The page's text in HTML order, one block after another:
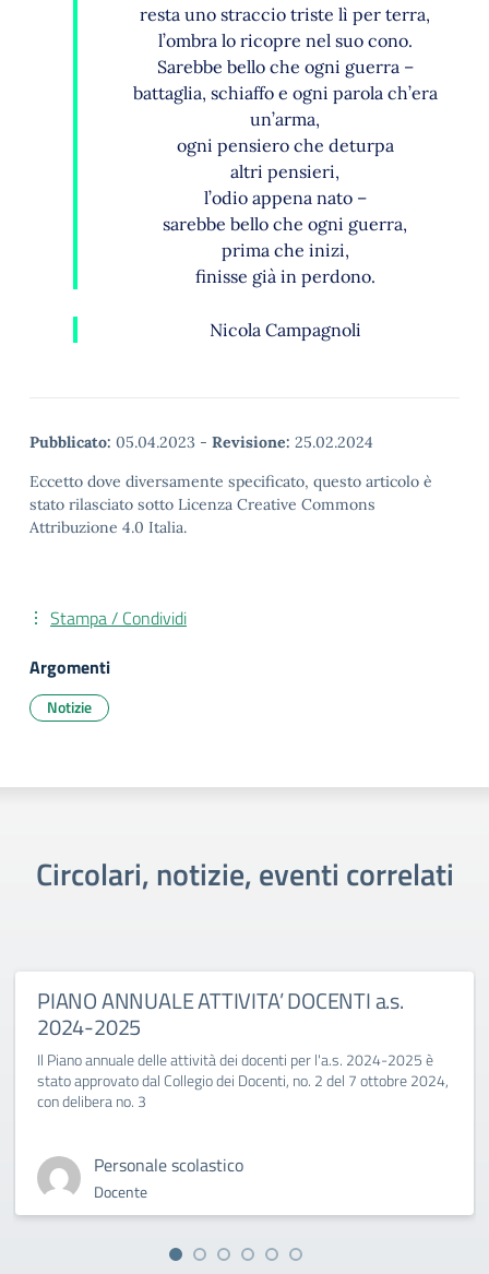
resta uno straccio triste lì per terra,
l’ombra lo ricopre nel suo cono.
Sarebbe bello che ogni guerra –
battaglia, schiaffo e ogni parola ch’era
un’arma,
ogni pensiero che deturpa
altri pensieri,
l’odio appena nato –
sarebbe bello che ogni guerra,
prima che inizi,
finisse già in perdono.
Nicola Campagnoli
Pubblicato: 05.04.2023 - Revisione: 25.02.2024
Eccetto dove diversamente specificato, questo articolo è
stato rilasciato sotto Licenza Creative Commons
Attribuzione 4.0 Italia.
Stampa / Condividi
Argomenti
Notizie
Circolari, notizie, eventi correlati
PIANO ANNUALE ATTIVITA’ DOCENTI a.s.
2024-2025
Il Piano annuale delle attività dei docenti per l'a.s. 2024-2025 è
stato approvato dal Collegio dei Docenti, no. 2 del 7 ottobre 2024,
con delibera no. 3
Personale scolastico
Docente